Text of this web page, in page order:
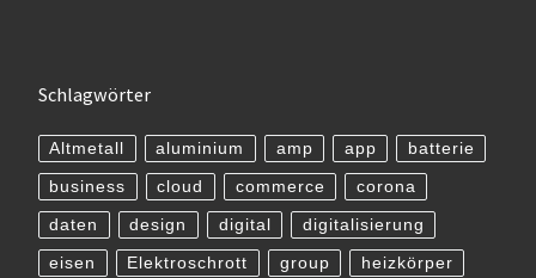
Schlagwörter
Altmetall aluminium amp app batterie
business cloud commerce corona
daten design digital digitalisierung
eisen Elektroschrott group heizkörper